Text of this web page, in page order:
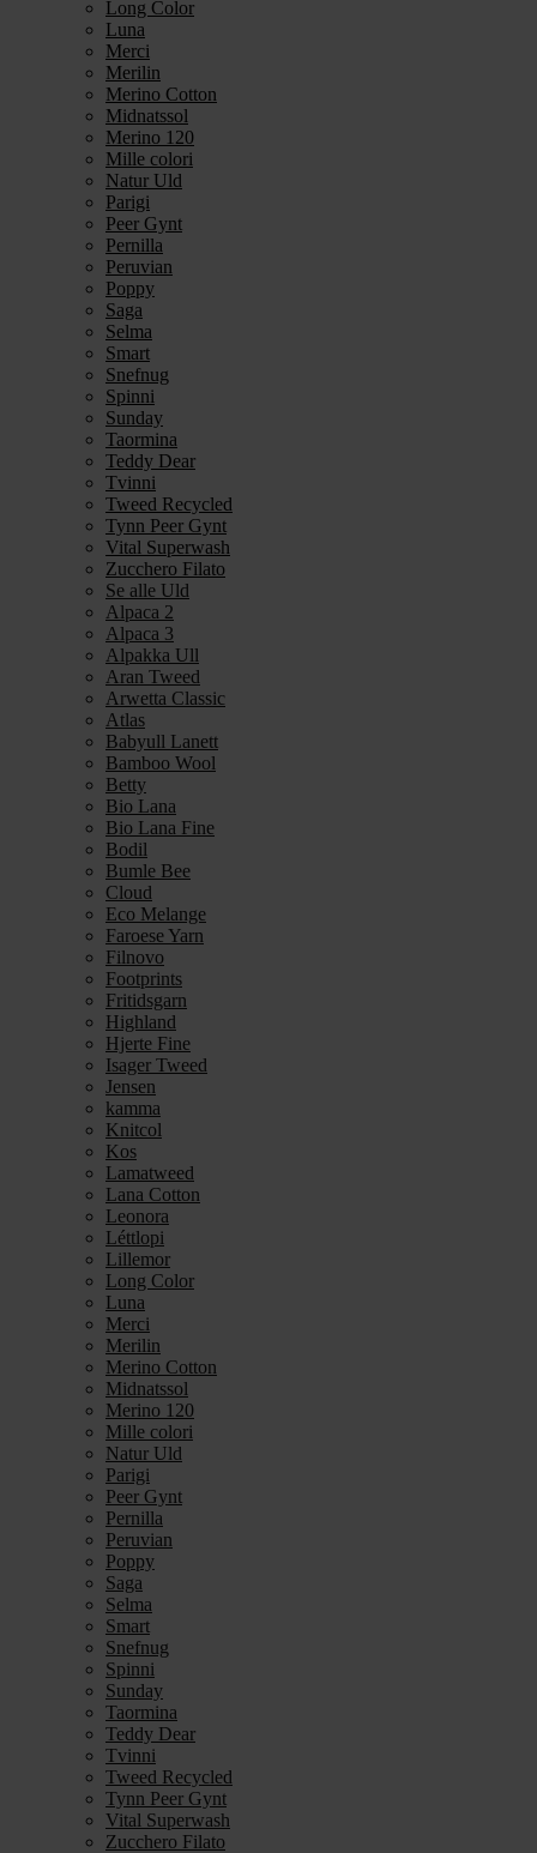
Long Color
Luna
Merci
Merilin
Merino Cotton
Midnatssol
Merino 120
Mille colori
Natur Uld
Parigi
Peer Gynt
Pernilla
Peruvian
Poppy
Saga
Selma
Smart
Snefnug
Spinni
Sunday
Taormina
Teddy Dear
Tvinni
Tweed Recycled
Tynn Peer Gynt
Vital Superwash
Zucchero Filato
Se alle Uld
Alpaca 2
Alpaca 3
Alpakka Ull
Aran Tweed
Arwetta Classic
Atlas
Babyull Lanett
Bamboo Wool
Betty
Bio Lana
Bio Lana Fine
Bodil
Bumle Bee
Cloud
Eco Melange
Faroese Yarn
Filnovo
Footprints
Fritidsgarn
Highland
Hjerte Fine
Isager Tweed
Jensen
kamma
Knitcol
Kos
Lamatweed
Lana Cotton
Leonora
Léttlopi
Lillemor
Long Color
Luna
Merci
Merilin
Merino Cotton
Midnatssol
Merino 120
Mille colori
Natur Uld
Parigi
Peer Gynt
Pernilla
Peruvian
Poppy
Saga
Selma
Smart
Snefnug
Spinni
Sunday
Taormina
Teddy Dear
Tvinni
Tweed Recycled
Tynn Peer Gynt
Vital Superwash
Zucchero Filato